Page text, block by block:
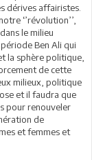
dérives affairistes.
‘’révolution’’,
le milieu
Ben Ali qui
la sphère politique,
de cette
milieux, politique
et il faudra que
pour renouveler
de
et femmes et